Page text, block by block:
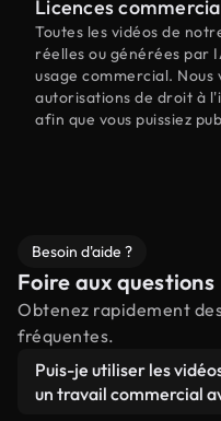
Licences
Toutes les vidéos de
réelles ou générées par
usage commercial.
autorisations de droit à
afin que vous puissiez
Besoin d'aide ?
Foire aux questions
Obtenez rapidement
fréquentes.
Puis-je utiliser les
un travail commercial